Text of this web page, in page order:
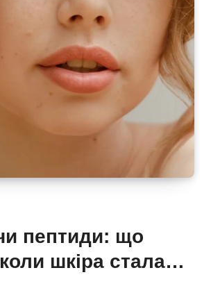
пептиди: що
шкіра стала
чутливою